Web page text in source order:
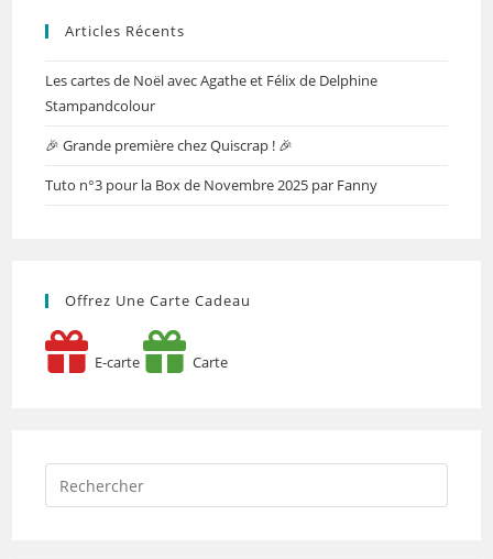
Articles Récents
Les cartes de Noël avec Agathe et Félix de Delphine
Stampandcolour
🎉 Grande première chez Quiscrap ! 🎉
Tuto n°3 pour la Box de Novembre 2025 par Fanny
Offrez Une Carte Cadeau
E-carte Carte